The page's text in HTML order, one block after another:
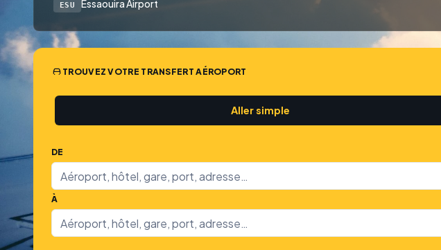
ESU Essaouira Airport
TROUVEZ VOTRE TRANSFERT AÉROPORT
Aller simple
DE
À